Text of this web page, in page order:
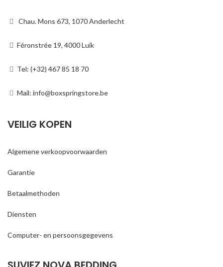
Chau. Mons 673, 1070 Anderlecht
Féronstrée 19, 4000 Luik
Tel: (+32) 467 85 18 70
Mail: info@boxspringstore.be
VEILIG KOPEN
Algemene verkoopvoorwaarden
Garantie
Betaalmethoden
Diensten
Computer- en persoonsgegevens